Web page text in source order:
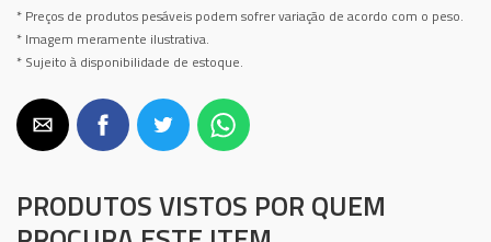
* Preços de produtos pesáveis podem sofrer variação de acordo com o peso.
* Imagem meramente ilustrativa.
* Sujeito à disponibilidade de estoque.
PRODUTOS VISTOS POR QUEM